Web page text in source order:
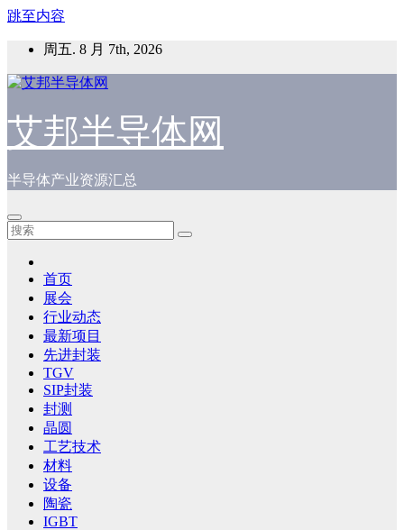
跳至内容
周五. 8 月 7th, 2026
艾邦半导体网
半导体产业资源汇总
首页
展会
行业动态
最新项目
先进封装
TGV
SIP封装
封测
晶圆
工艺技术
材料
设备
陶瓷
IGBT